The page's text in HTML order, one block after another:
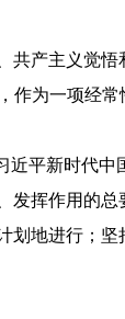
产主义觉悟
作为一项经常
平新时代中
挥作用的
地进行；